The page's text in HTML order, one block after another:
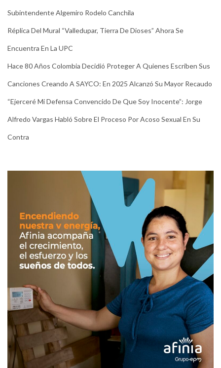
Subintendente Algemiro Rodelo Canchila
Réplica Del Mural “Valledupar, Tierra De Dioses” Ahora Se
Encuentra En La UPC
Hace 80 Años Colombia Decidió Proteger A Quienes Escriben Sus
Canciones Creando A SAYCO: En 2025 Alcanzó Su Mayor Recaudo
“Ejerceré Mi Defensa Convencido De Que Soy Inocente”: Jorge
Alfredo Vargas Habló Sobre El Proceso Por Acoso Sexual En Su
Contra